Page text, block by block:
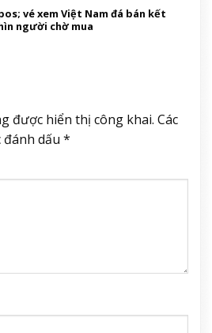
vé xem Việt Nam đá bán kết
người chờ mua
được hiển thị công khai. Các
dấu *